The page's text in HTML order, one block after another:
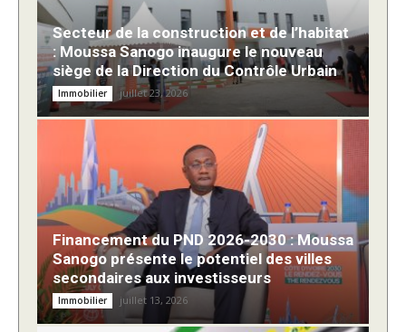
Secteur de la construction et de l’habitat
: Moussa Sanogo inaugure le nouveau
siège de la Direction du Contrôle Urbain
Immobilier juillet 23, 2026
Financement du PND 2026-2030 : Moussa
Sanogo présente le potentiel des villes
secondaires aux investisseurs
Immobilier juillet 13, 2026